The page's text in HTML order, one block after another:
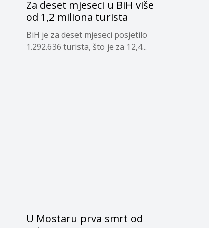
Za deset mjeseci u BiH više
od 1,2 miliona turista
BiH je za deset mjeseci posjetilo
1.292.636 turista, što je za 12,4...
U Mostaru prva smrt od